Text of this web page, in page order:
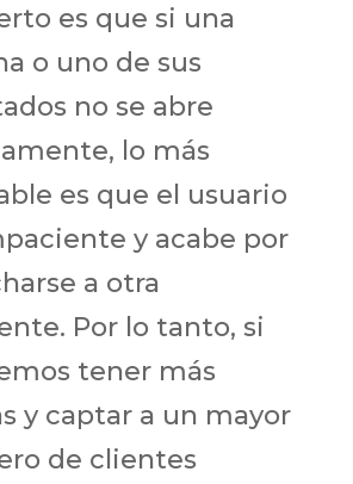
es que si una
o uno de sus
no se abre
lo más
es que el usuario
y acabe por
a otra
Por lo tanto, si
tener más
y captar a un mayor
de clientes